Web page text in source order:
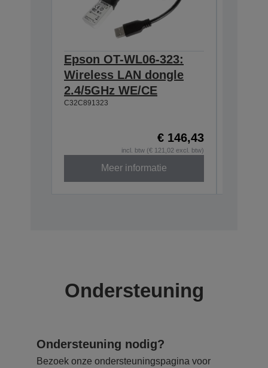
Epson OT-WL06-323:
Wireless LAN dongle
2.4/5GHz WE/CE
C32C891323
€ 146,43
incl. btw (€ 121,02 excl. btw)
Meer informatie
Ondersteuning
Ondersteuning nodig?
Bezoek onze ondersteuningspagina voor